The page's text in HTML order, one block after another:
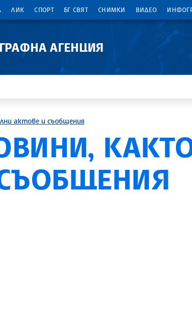
ЛИК СПОРТ БГ СВЯТ СНИМКИ ВИДЕО
АГЕНЦИЯ
актове и съобщения